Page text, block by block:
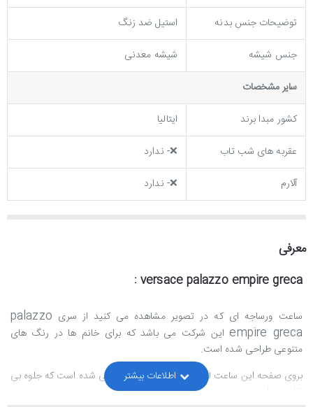
توضيحات جنس بدنه
استیل ضد زنگ
جنس شیشه
شیشه معدنی
ساير مشخصات
کشور مبدا برند
ایتالیا
عقربه های شب تاب
❌- ندارد
آلارم
❌- ندارد
معرفی
versace palazzo empire greca :
ساعت ورساجه ای که در تصویر مشاهده می کنید از سری palazzo
empire grecaاین شرکت می باشد که برای خانم ها در رنگ های
متنوعی طراحی شده است.
بروی صفحه این ساعت لوگوی معروف ورساجه طراحی شده است که جلوه بی